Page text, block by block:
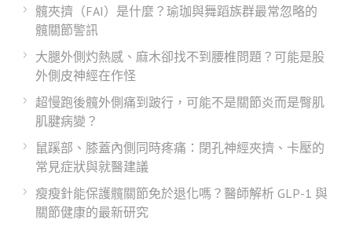
髖夾擠（FAI）是什麼？瑜珈與舞蹈族群最常忽略的
髖關節警訊
大腿外側灼熱感、麻木卻找不到腰椎問題？可能是股
外側皮神經在作怪
超慢跑後髖外側痛到跛行，可能不是關節炎而是臀肌
肌腱病變？
鼠蹊部、膝蓋內側同時疼痛：閉孔神經夾擠、卡壓的
常見症狀與就醫建議
瘦瘦針能保護髖關節免於退化嗎？醫師解析 GLP-1 與
關節健康的最新研究